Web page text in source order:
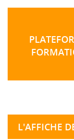
L'AFFICHE